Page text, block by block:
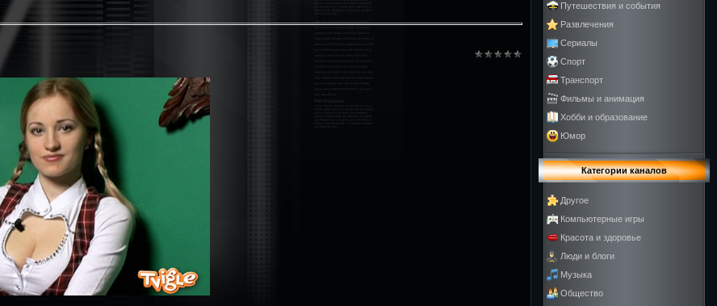
Путешествия и события
Развлечения
Сериалы
Спорт
Транспорт
Фильмы и анимация
Хобби и образование
Юмор
Категории каналов
Другое
Компьютерные игры
Красота и здоровье
Люди и блоги
Музыка
Общество